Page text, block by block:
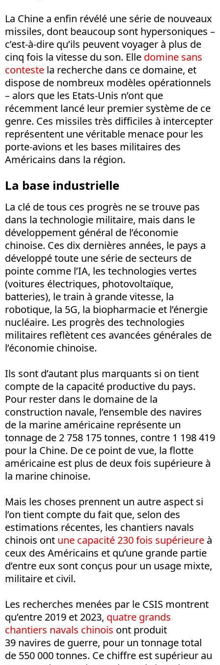
La Chine a enfin révélé une série de nouveaux
missiles, dont beaucoup sont hypersoniques –
c’est-à-dire qu’ils peuvent voyager à plus de
cinq fois la vitesse du son. Elle domine sans
conteste la recherche dans ce domaine, et
dispose de nombreux modèles opérationnels
– alors que les Etats-Unis n’ont que
récemment lancé leur premier système de ce
genre. Ces missiles très difficiles à intercepter
représentent une véritable menace pour les
porte-avions et les bases militaires des
Américains dans la région.
La base industrielle
La clé de tous ces progrès ne se trouve pas
dans la technologie militaire, mais dans le
développement général de l’économie
chinoise. Ces dix dernières années, le pays a
développé toute une série de secteurs de
pointe comme l’IA, les technologies vertes
(voitures électriques, photovoltaïque,
batteries), le train à grande vitesse, la
robotique, la 5G, la biopharmacie et l’énergie
nucléaire. Les progrès des technologies
militaires reflètent ces avancées générales de
l’économie chinoise.
Ils sont d’autant plus marquants si on tient
compte de la capacité productive du pays.
Pour rester dans le domaine de la
construction navale, l’ensemble des navires
de la marine américaine représente un
tonnage de 2 758 175 tonnes, contre 1 198 419
pour la Chine. De ce point de vue, la flotte
américaine est plus de deux fois supérieure à
la marine chinoise.
Mais les choses prennent un autre aspect si
l’on tient compte du fait que, selon des
estimations récentes, les chantiers navals
chinois ont une capacité 230 fois supérieure à
ceux des Américains et qu’une grande partie
d’entre eux sont conçus pour un usage mixte,
militaire et civil.
Les recherches menées par le CSIS montrent
qu’entre 2019 et 2023, quatre grands
chantiers navals chinois ont produit
39 navires de guerre, pour un tonnage total
de 550 000 tonnes. Ce chiffre est supérieur au